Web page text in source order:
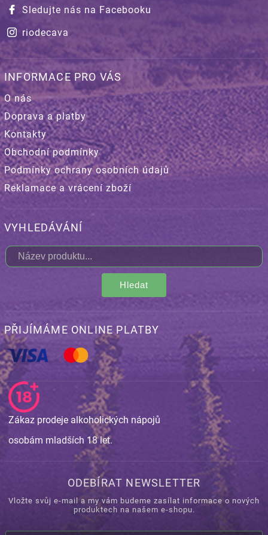
Sledujte nás na Facebooku
riodecava
INFORMACE PRO VÁS
O nás
Doprava a platby
Kontakty
Obchodní podmínky
Podmínky ochrany osobních údajů
Reklamace a vrácení zboží
VYHLEDÁVÁNÍ
Hledat
PŘIJÍMÁME ONLINE PLATBY
Zákaz prodeje alkoholických nápojů
osobám mladších 18 let.
ODEBÍRAT NEWSLETTER
Vložte svůj e-mail a my vám budeme zasílat informace o nových
produktech na našem e-shopu.